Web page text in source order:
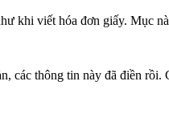
khi viết hóa đơn giấy. Mục
thông tin này đã điền